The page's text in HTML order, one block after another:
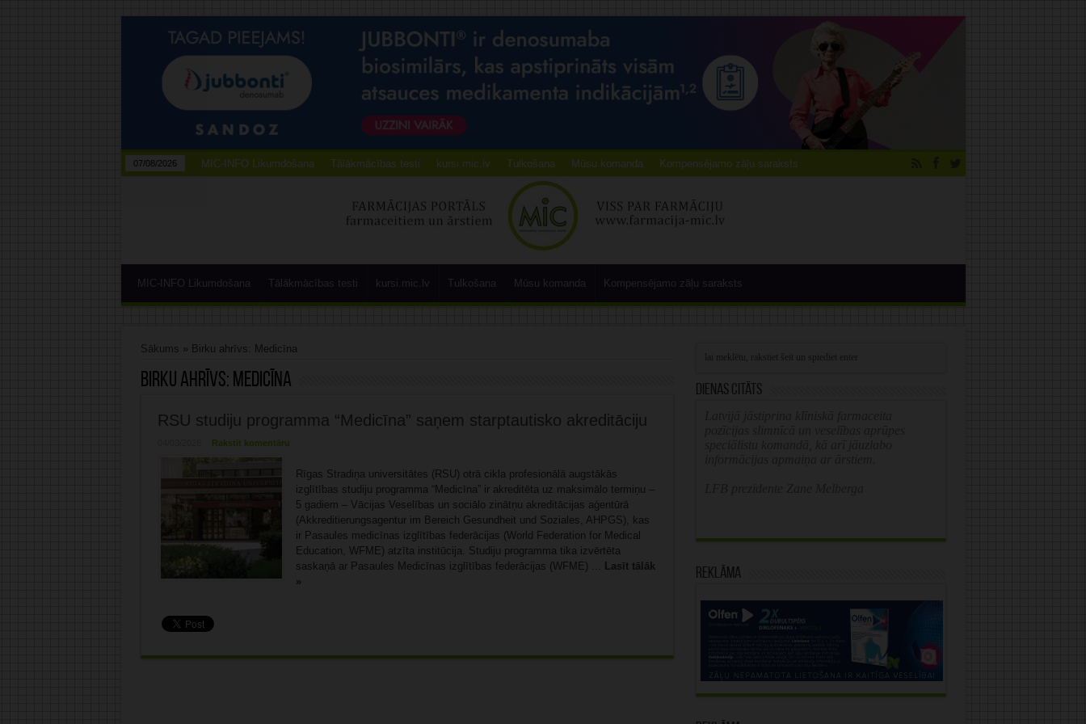
07/08/2026 MIC-INFO Likumdošana Tālākmācības testi kursi.mic.lv Tulkošana Mūsu komanda Kompensējamo zāļu saraksts
MIC-INFO Likumdošana Tālākmācības testi kursi.mic.lv Tulkošana Mūsu komanda Kompensējamo zāļu saraksts
Sākums » Birku ahrīvs: Medicīna
Birku ahrīvs: Medicīna
RSU studiju programma “Medicīna” saņem starptautisko akreditāciju
Rakstīt komentāru
Rīgas Stradiņa universitātes (RSU) otrā cikla profesionālā augstākās
izglītības studiju programma “Medicīna” ir akreditēta uz maksimālo termiņu –
5 gadiem – Vācijas Veselības un sociālo zinātņu akreditācijas aģentūrā
(Akkreditierungsagentur im Bereich Gesundheit und Soziales, AHPGS), kas
ir Pasaules medicīnas izglītības federācijas (World Federation for Medical
Education, WFME) atzīta institūcija. Studiju programma tika izvērtēta
saskaņā ar Pasaules Medicīnas izglītības federācijas (WFME) ... Lasīt tālāk
»
Dienas citāts
Reklāma